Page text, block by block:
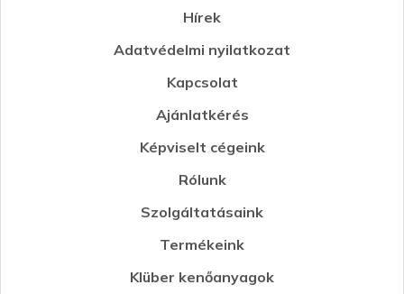
Hírek
Adatvédelmi nyilatkozat
Kapcsolat
Ajánlatkérés
Képviselt cégeink
Rólunk
Szolgáltatásaink
Termékeink
Klüber kenőanyagok